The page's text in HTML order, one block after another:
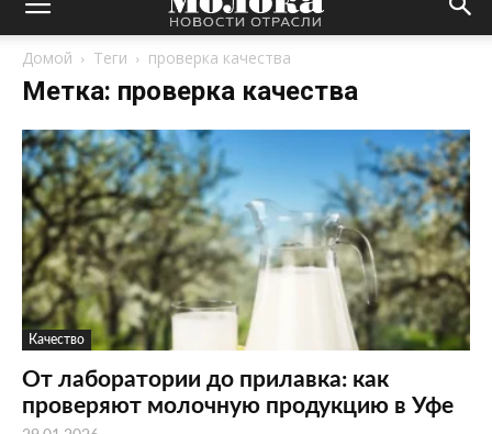
Домой Теги проверка качества
Метка: проверка качества
Качество
От лаборатории до прилавка: как
проверяют молочную продукцию в Уфе